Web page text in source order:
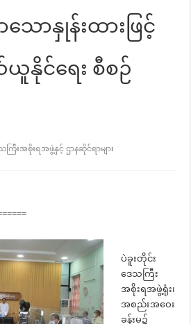
ာနှုန်းထားဖြင့်
နိုင်ရေး စီစဉ်
ကြီးအစိုးရအဖွဲ့နှင့် ဌာနဆိုင်ရာများ
ပဲခူးတိုင်း
ဒေသကြီး
အစိုးရအဖွဲ့ရုံး၊
အစည်းအဝေး
ခန်းမ၌